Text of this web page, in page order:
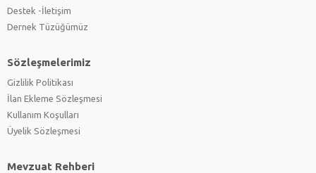
Destek -İletişim
Dernek Tüzüğümüz
Sözleşmelerimiz
Gizlilik Politikası
İlan Ekleme Sözleşmesi
Kullanım Koşulları
Üyelik Sözleşmesi
Mevzuat Rehberi